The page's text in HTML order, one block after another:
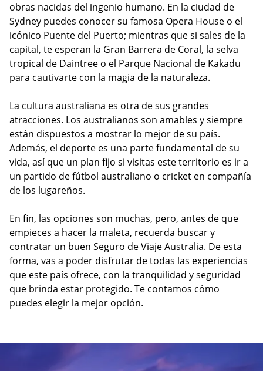
obras nacidas del ingenio humano. En la ciudad de
Sydney puedes conocer su famosa Opera House o el
icónico Puente del Puerto; mientras que si sales de la
capital, te esperan la Gran Barrera de Coral, la selva
tropical de Daintree o el Parque Nacional de Kakadu
para cautivarte con la magia de la naturaleza.
La cultura australiana es otra de sus grandes
atracciones. Los australianos son amables y siempre
están dispuestos a mostrar lo mejor de su país.
Además, el deporte es una parte fundamental de su
vida, así que un plan fijo si visitas este territorio es ir a
un partido de fútbol australiano o cricket en compañía
de los lugareños.
En fin, las opciones son muchas, pero, antes de que
empieces a hacer la maleta, recuerda buscar y
contratar un buen Seguro de Viaje Australia. De esta
forma, vas a poder disfrutar de todas las experiencias
que este país ofrece, con la tranquilidad y seguridad
que brinda estar protegido. Te contamos cómo
puedes elegir la mejor opción.